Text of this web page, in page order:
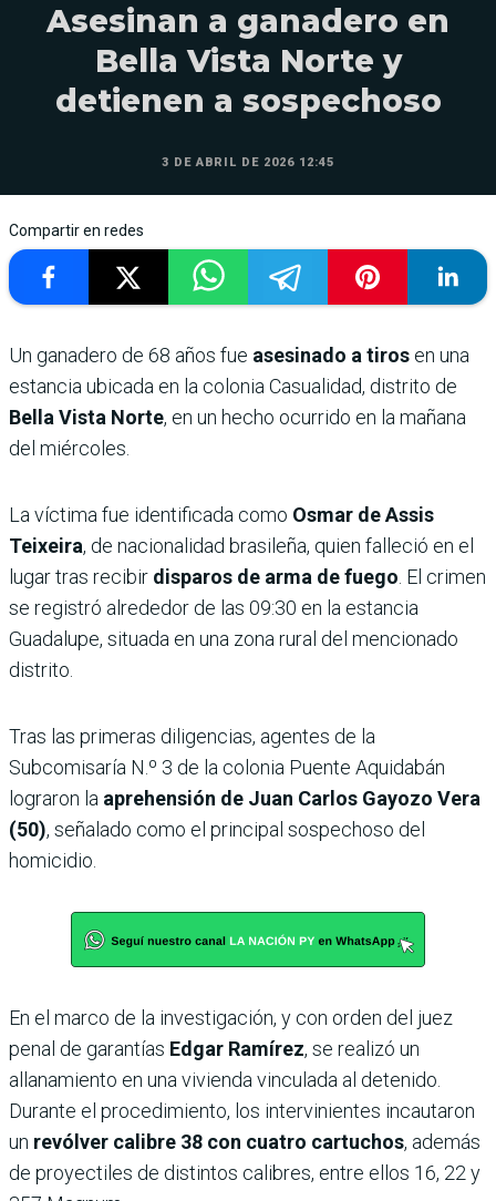
Asesinan a ganadero en
Bella Vista Norte y
detienen a sospechoso
3 DE ABRIL DE 2026 12:45
Compartir en redes
Un ganadero de 68 años fue asesinado a tiros en una
estancia ubicada en la colonia Casualidad, distrito de
Bella Vista Norte, en un hecho ocurrido en la mañana
del miércoles.
La víctima fue identificada como Osmar de Assis
Teixeira, de nacionalidad brasileña, quien falleció en el
lugar tras recibir disparos de arma de fuego . El crimen
se registró alrededor de las 09:30 en la estancia
Guadalupe, situada en una zona rural del mencionado
distrito.
Tras las primeras diligencias, agentes de la
Subcomisaría N.º 3 de la colonia Puente Aquidabán
lograron la aprehensión de Juan Carlos Gayozo Vera
(50), señalado como el principal sospechoso del
homicidio.
En el marco de la investigación, y con orden del juez
penal de garantías Edgar Ramírez, se realizó un
allanamiento en una vivienda vinculada al detenido.
Durante el procedimiento, los intervinientes incautaron
un revólver calibre 38 con cuatro cartuchos, además
de proyectiles de distintos calibres, entre ellos 16, 22 y